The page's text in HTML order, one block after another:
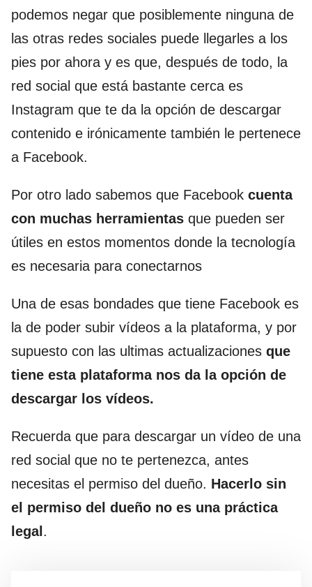
podemos negar que posiblemente ninguna de
las otras redes sociales puede llegarles a los
pies por ahora y es que, después de todo, la
red social que está bastante cerca es
Instagram que te da la opción de descargar
contenido e irónicamente también le pertenece
a Facebook.
Por otro lado sabemos que Facebook cuenta
con muchas herramientas que pueden ser
útiles en estos momentos donde la tecnología
es necesaria para conectarnos
Una de esas bondades que tiene Facebook es
la de poder subir vídeos a la plataforma, y por
supuesto con las ultimas actualizaciones que
tiene esta plataforma nos da la opción de
descargar los vídeos.
Recuerda que para descargar un vídeo de una
red social que no te pertenezca, antes
necesitas el permiso del dueño. Hacerlo sin
el permiso del dueño no es una práctica
legal .